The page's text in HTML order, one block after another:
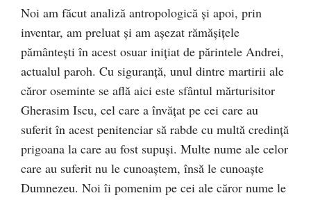
Noi am făcut analiză antropologică și apoi, prin
inventar, am preluat și am așezat rămășițele
pământești în acest osuar inițiat de părintele Andrei,
actualul paroh. Cu siguranță, unul dintre martirii ale
căror oseminte se află aici este sfântul mărturisitor
Gherasim Iscu, cel care a învățat pe cei care au
suferit în acest penitenciar să rabde cu multă credință
prigoana la care au fost supuși. Multe nume ale celor
care au suferit nu le cunoaștem, însă le cunoaște
Dumnezeu. Noi îi pomenim pe cei ale căror nume le